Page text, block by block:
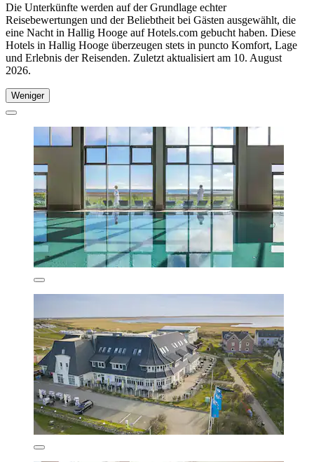
Die Unterkünfte werden auf der Grundlage echter
Reisebewertungen und der Beliebtheit bei Gästen ausgewählt, die
eine Nacht in Hallig Hooge auf Hotels.com gebucht haben. Diese
Hotels in Hallig Hooge überzeugen stets in puncto Komfort, Lage
und Erlebnis der Reisenden. Zuletzt aktualisiert am 10. August
2026.
Weniger